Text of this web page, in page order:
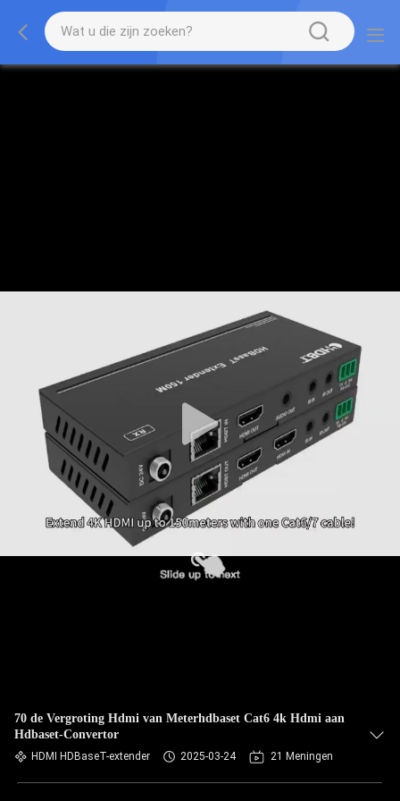
70 de Vergroting Hdmi van Meterhdbaset Cat6 4k Hdmi aan
Hdbaset-Convertor
HDMI HDBaseT-extender 2025-03-24 21 Meningen